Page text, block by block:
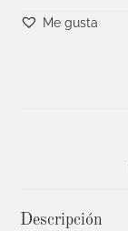
Me gusta
Descripción